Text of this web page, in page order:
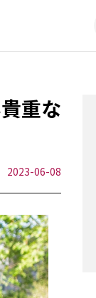
重な
2023-06-08